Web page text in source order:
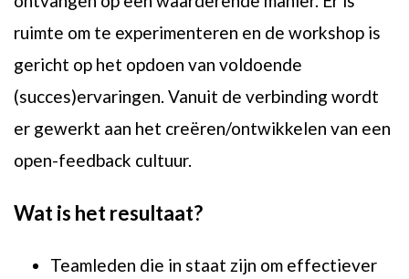
ruimte om te experimenteren en de workshop is
gericht op het opdoen van voldoende
(succes)ervaringen. Vanuit de verbinding wordt
er gewerkt aan het creëren/ontwikkelen van een
open-feedback cultuur.
Wat is het resultaat?
Teamleden die in staat zijn om effectiever